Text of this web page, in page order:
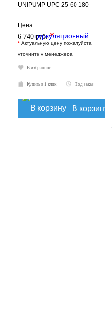
UNIPUMP UPC 25-60 180
Цена:
6 740 руб.*
* Актуальную цену пожалуйста
уточните у менеджера
В избранное
Купить в 1 клик Под заказ
В корзину